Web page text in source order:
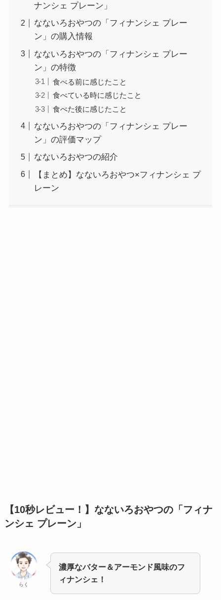
ナンシェ プレーン」
なないろおやつの「フィナンシェ プレー
ン」の購入情報
なないろおやつの「フィナンシェ プレー
ン」の特徴
食べる前に感じたこと
食べている時に感じたこと
食べた後に感じたこと
なないろおやつの「フィナンシェ プレー
ン」の評価マップ
なないろおやつの紹介
【まとめ】なないろおやつ×フィナンシェ プ
レーン
【10秒レビュー！】 なないろおやつの「フィナ
ンシェ プレーン」
らく
濃厚なバター＆アーモンド風味のフ
ィナンシェ！